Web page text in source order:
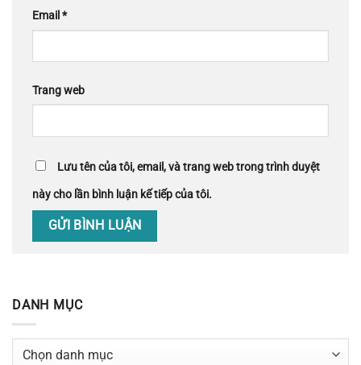
Email *
Trang web
Lưu tên của tôi, email, và trang web trong trình duyệt
này cho lần bình luận kế tiếp của tôi.
DANH MỤC
Danh